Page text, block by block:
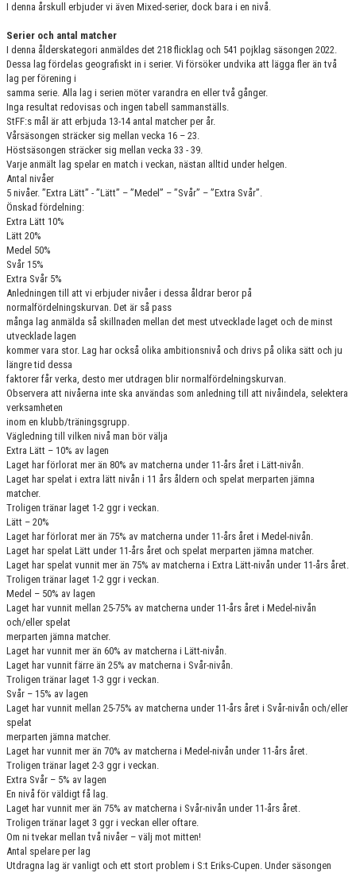
I denna årskull erbjuder vi även Mixed-serier, dock bara i en nivå.
Serier och antal matcher
I denna ålderskategori anmäldes det 218 flicklag och 541 pojklag säsongen 2022.
Dessa lag fördelas geografiskt in i serier. Vi försöker undvika att lägga fler än två
lag per förening i
samma serie. Alla lag i serien möter varandra en eller två gånger.
Inga resultat redovisas och ingen tabell sammanställs.
StFF:s mål är att erbjuda 13-14 antal matcher per år.
Vårsäsongen sträcker sig mellan vecka 16 – 23.
Höstsäsongen sträcker sig mellan vecka 33 - 39.
Varje anmält lag spelar en match i veckan, nästan alltid under helgen.
Antal nivåer
5 nivåer. ”Extra Lätt” - ”Lätt” – ”Medel” – ”Svår” – ”Extra Svår”.
Önskad fördelning:
Extra Lätt 10%
Lätt 20%
Medel 50%
Svår 15%
Extra Svår 5%
Anledningen till att vi erbjuder nivåer i dessa åldrar beror på
normalfördelningskurvan. Det är så pass
många lag anmälda så skillnaden mellan det mest utvecklade laget och de minst
utvecklade lagen
kommer vara stor. Lag har också olika ambitionsnivå och drivs på olika sätt och ju
längre tid dessa
faktorer får verka, desto mer utdragen blir normalfördelningskurvan.
Observera att nivåerna inte ska användas som anledning till att nivåindela, selektera
verksamheten
inom en klubb/träningsgrupp.
Vägledning till vilken nivå man bör välja
Extra Lätt – 10% av lagen
Laget har förlorat mer än 80% av matcherna under 11-års året i Lätt-nivån.
Laget har spelat i extra lätt nivån i 11 års åldern och spelat merparten jämna
matcher.
Troligen tränar laget 1-2 ggr i veckan.
Lätt – 20%
Laget har förlorat mer än 75% av matcherna under 11-års året i Medel-nivån.
Laget har spelat Lätt under 11-års året och spelat merparten jämna matcher.
Laget har spelat vunnit mer än 75% av matcherna i Extra Lätt-nivån under 11-års året.
Troligen tränar laget 1-2 ggr i veckan.
Medel – 50% av lagen
Laget har vunnit mellan 25-75% av matcherna under 11-års året i Medel-nivån
och/eller spelat
merparten jämna matcher.
Laget har vunnit mer än 60% av matcherna i Lätt-nivån.
Laget har vunnit färre än 25% av matcherna i Svår-nivån.
Troligen tränar laget 1-3 ggr i veckan.
Svår – 15% av lagen
Laget har vunnit mellan 25-75% av matcherna under 11-års året i Svår-nivån och/eller
spelat
merparten jämna matcher.
Laget har vunnit mer än 70% av matcherna i Medel-nivån under 11-års året.
Troligen tränar laget 2-3 ggr i veckan.
Extra Svår – 5% av lagen
En nivå för väldigt få lag.
Laget har vunnit mer än 75% av matcherna i Svår-nivån under 11-års året.
Troligen tränar laget 3 ggr i veckan eller oftare.
Om ni tvekar mellan två nivåer – välj mot mitten!
Antal spelare per lag
Utdragna lag är vanligt och ett stort problem i S:t Eriks-Cupen. Under säsongen